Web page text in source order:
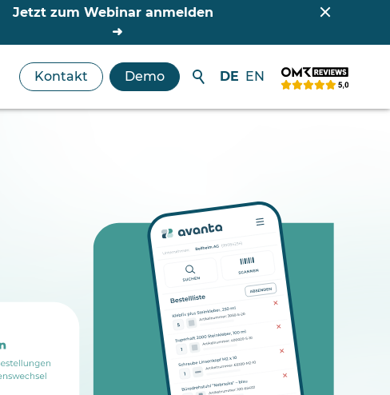
Jetzt zum Webinar anmelden
Kontakt Demo DE EN